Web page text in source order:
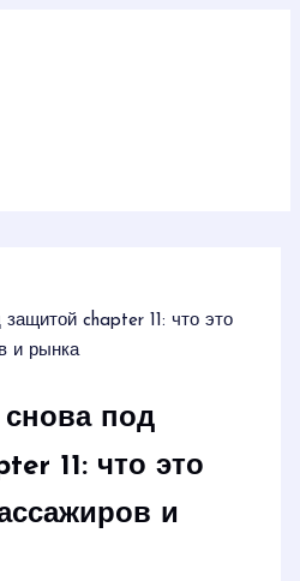
chapter 11: что это
и рынка
под
11: что это
и